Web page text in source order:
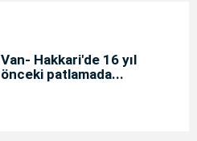
Van- Hakkari'de 16 yıl
önceki patlamada...